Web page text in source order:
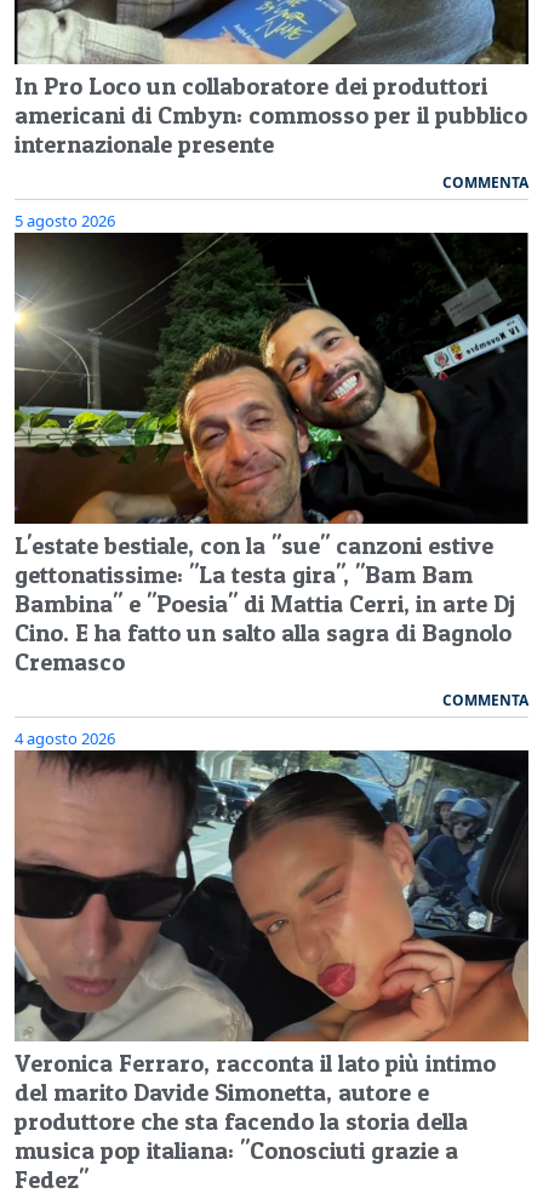
In Pro Loco un collaboratore dei produttori
americani di Cmbyn: commosso per il pubblico
internazionale presente
COMMENTA
5 agosto 2026
L'estate bestiale, con la "sue" canzoni estive
gettonatissime: "La testa gira", "Bam Bam
Bambina" e "Poesia" di Mattia Cerri, in arte Dj
Cino. E ha fatto un salto alla sagra di Bagnolo
Cremasco
COMMENTA
4 agosto 2026
Veronica Ferraro, racconta il lato più intimo
del marito Davide Simonetta, autore e
produttore che sta facendo la storia della
musica pop italiana: "Conosciuti grazie a
Fedez"